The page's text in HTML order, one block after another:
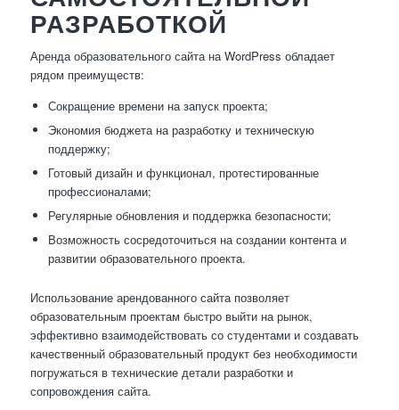
РАЗРАБОТКОЙ
Аренда образовательного сайта на WordPress обладает
рядом преимуществ:
Сокращение времени на запуск проекта;
Экономия бюджета на разработку и техническую
поддержку;
Готовый дизайн и функционал, протестированные
профессионалами;
Регулярные обновления и поддержка безопасности;
Возможность сосредоточиться на создании контента и
развитии образовательного проекта.
Использование арендованного сайта позволяет
образовательным проектам быстро выйти на рынок,
эффективно взаимодействовать со студентами и создавать
качественный образовательный продукт без необходимости
погружаться в технические детали разработки и
сопровождения сайта.